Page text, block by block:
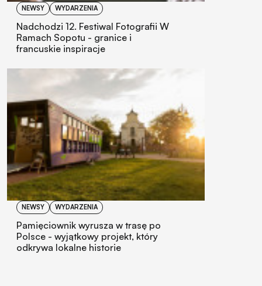
NEWSY WYDARZENIA
Nadchodzi 12. Festiwal Fotografii W
Ramach Sopotu - granice i
francuskie inspiracje
NEWSY WYDARZENIA
Pamięciownik wyrusza w trasę po
Polsce - wyjątkowy projekt, który
odkrywa lokalne historie